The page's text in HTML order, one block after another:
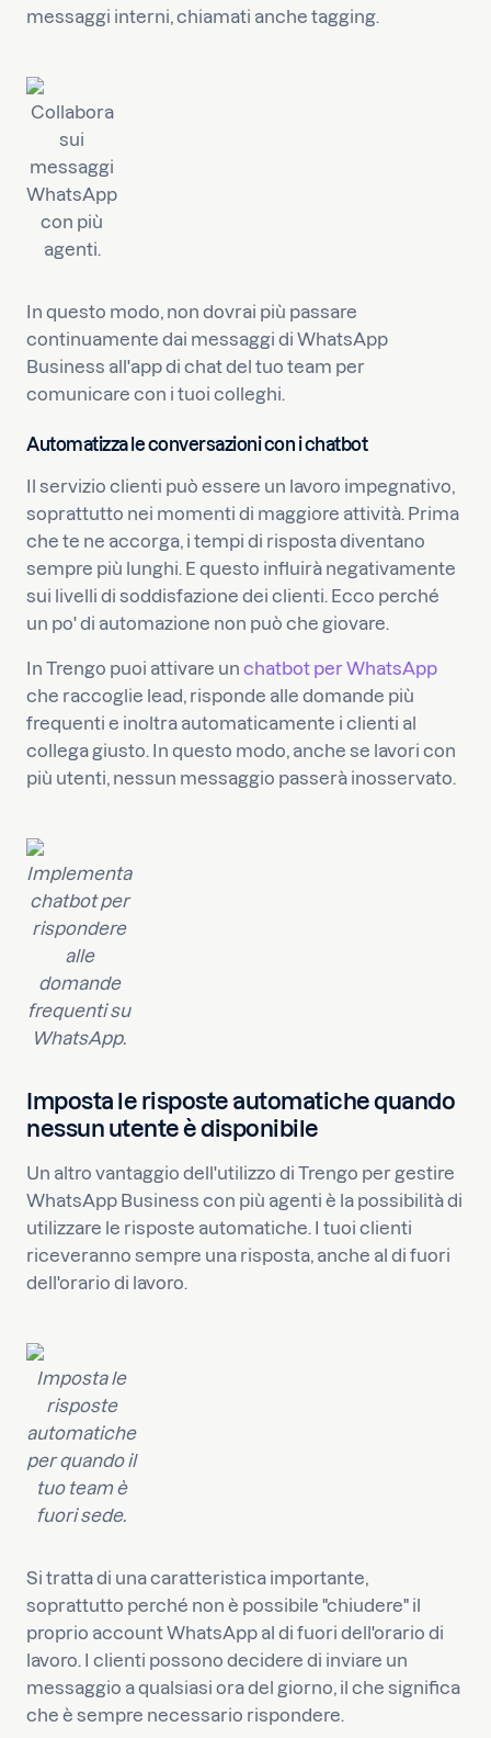
messaggi interni, chiamati anche tagging.
Collabora
sui
messaggi
WhatsApp
con più
agenti.
In questo modo, non dovrai più passare
continuamente dai messaggi di WhatsApp
Business all'app di chat del tuo team per
comunicare con i tuoi colleghi.
Automatizza le conversazioni con i chatbot
Il servizio clienti può essere un lavoro impegnativo,
soprattutto nei momenti di maggiore attività. Prima
che te ne accorga, i tempi di risposta diventano
sempre più lunghi. E questo influirà negativamente
sui livelli di soddisfazione dei clienti. Ecco perché
un po' di automazione non può che giovare.
In Trengo puoi attivare un chatbot per WhatsApp
che raccoglie lead, risponde alle domande più
frequenti e inoltra automaticamente i clienti al
collega giusto. In questo modo, anche se lavori con
più utenti, nessun messaggio passerà inosservato.
Implementa
chatbot per
rispondere
alle
domande
frequenti su
WhatsApp.
Imposta le risposte automatiche quando
nessun utente è disponibile
Un altro vantaggio dell'utilizzo di Trengo per gestire
WhatsApp Business con più agenti è la possibilità di
utilizzare le risposte automatiche. I tuoi clienti
riceveranno sempre una risposta, anche al di fuori
dell'orario di lavoro.
Imposta le
risposte
automatiche
per quando il
tuo team è
fuori sede.
Si tratta di una caratteristica importante,
soprattutto perché non è possibile "chiudere" il
proprio account WhatsApp al di fuori dell'orario di
lavoro. I clienti possono decidere di inviare un
messaggio a qualsiasi ora del giorno, il che significa
che è sempre necessario rispondere.